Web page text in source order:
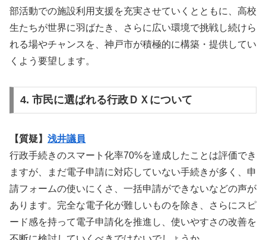
部活動での施設利用支援を充実させていくとともに、高校
生たちが世界に羽ばたき、さらに広い環境で挑戦し続けら
れる場やチャンスを、神戸市が積極的に構築・提供してい
くよう要望します。
4. 市民に選ばれる行政ＤＸについて
【質疑】 浅井議員
行政手続きのスマート化率70%を達成したことは評価でき
ますが、まだ電子申請に対応していない手続きが多く、申
請フォームの使いにくさ、一括申請ができないなどの声が
あります。完全な電子化が難しいものを除き、さらにスピ
ード感を持って電子申請化を推進し、使いやすさの改善を